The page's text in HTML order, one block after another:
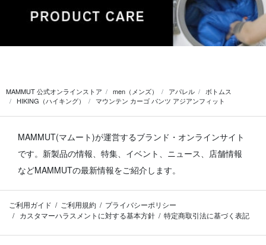
MAMMUT 公式オンラインストア men（メンズ） アパレル
ボトムス
HIKING（ハイキング）
マウンテン カーゴ パンツ アジアンフィット
MAMMUT(マムート)が運営するブランド・オンラインサイト
です。 新製品の情報、特集、イベント、ニュース、店舗情報
などMAMMUTの最新情報をご紹介します。
ご利用ガイド ご利用規約
プライバシーポリシー
カスタマーハラスメントに対する基本方針
特定商取引法に基づく表記